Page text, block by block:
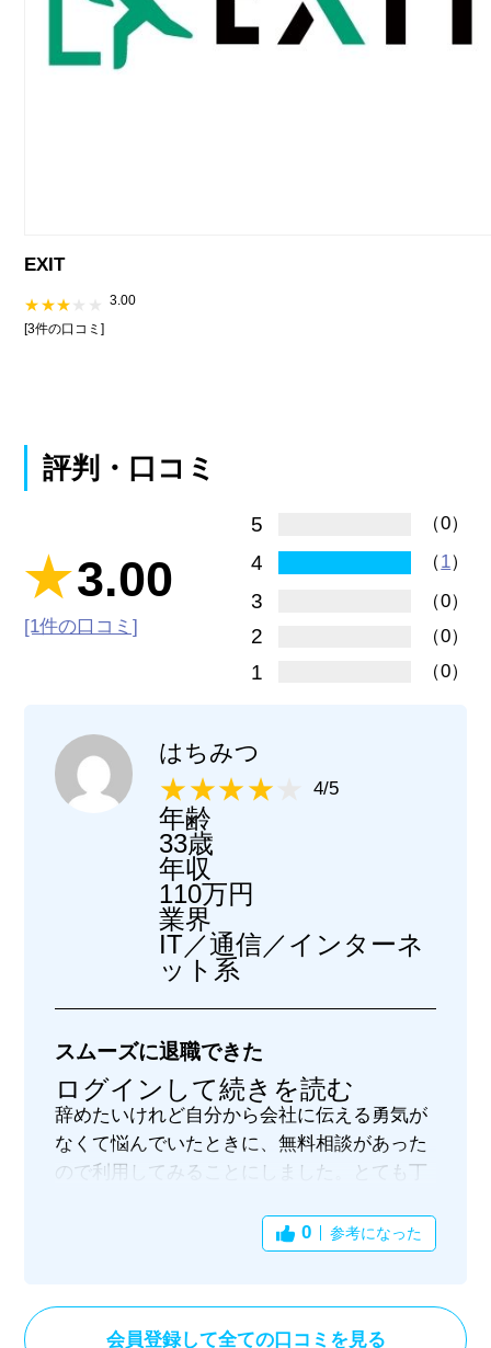
EXIT
3.00
[3件の口コミ]
評判・口コミ
3.00
[1件の口コミ]
5 （0）
4 （1）
3 （0）
2 （0）
1 （0）
はちみつ
4/5
年齢
33歳
年収
110万円
業界
IT／通信／インターネ
ット系
スムーズに退職できた
ログインして続きを読む
辞めたいけれど自分から会社に伝える勇気が
なくて悩んでいたときに、無料相談があった
ので利用してみることにしました。とても丁
ので安心感があったし、自分が直接会社の人
とやり取りをする必要がなくて精神的にかな
ることができて、会社から連絡がなかったの
でストレスにもなりませんでした。料金も安
0 参考になった
会員登録して全ての口コミを見る